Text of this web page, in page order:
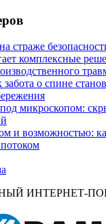
страже
комплексные
забота о спине
микроскопом:
и возможностью:
ИНТЕРНЕТ-